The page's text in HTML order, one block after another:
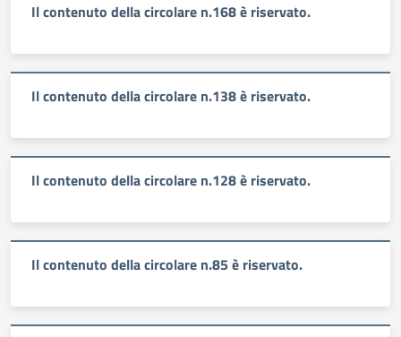
Il contenuto della circolare n.168 è riservato.
Il contenuto della circolare n.138 è riservato.
Il contenuto della circolare n.128 è riservato.
Il contenuto della circolare n.85 è riservato.